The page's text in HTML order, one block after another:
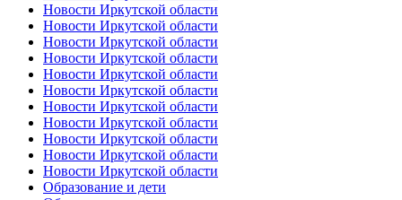
Новости Иркутской области
Новости Иркутской области
Новости Иркутской области
Новости Иркутской области
Новости Иркутской области
Новости Иркутской области
Новости Иркутской области
Новости Иркутской области
Новости Иркутской области
Новости Иркутской области
Новости Иркутской области
Образование и дети